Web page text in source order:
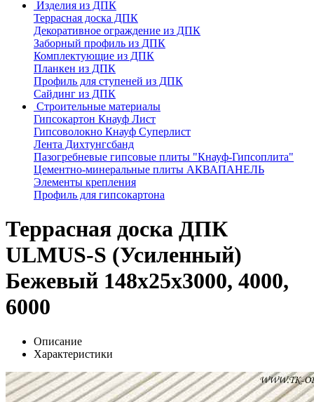
Изделия из ДПК
Террасная доска ДПК
Декоративное ограждение из ДПК
Заборный профиль из ДПК
Комплектующие из ДПК
Планкен из ДПК
Профиль для ступеней из ДПК
Сайдинг из ДПК
Строительные материалы
Гипсокартон Кнауф Лист
Гипсоволокно Кнауф Суперлист
Лента Дихтунгсбанд
Пазогребневые гипсовые плиты "Кнауф-Гипсоплита"
Цементно-минеральные плиты АКВАПАНЕЛЬ
Элементы крепления
Профиль для гипсокартона
Террасная доска ДПК
ULMUS-S (Усиленный)
Бежевый 148x25x3000, 4000,
6000
Описание
Характеристики